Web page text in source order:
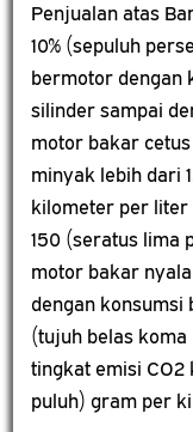
Penjualan atas
10% (sepuluh
bermotor dengan
silinder sampai
motor bakar
minyak lebih dari
kilometer per liter
150 (seratus lima
motor bakar
dengan konsumsi
(tujuh belas
tingkat emisi CO2
puluh) gram per